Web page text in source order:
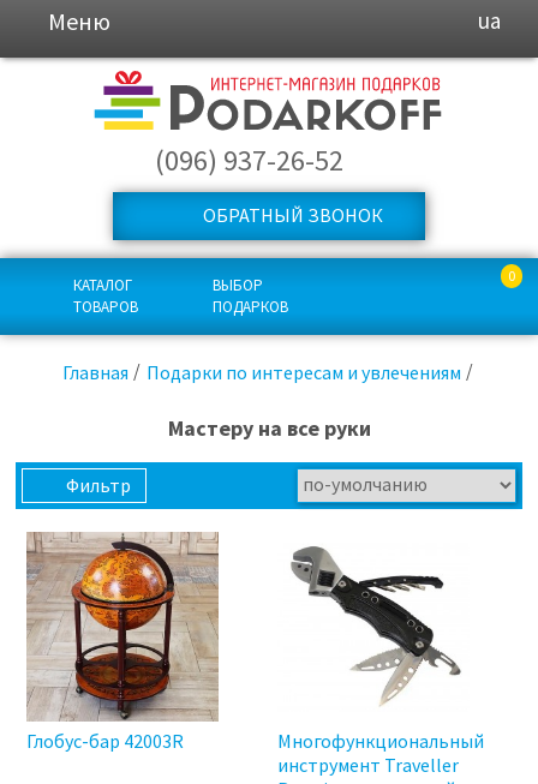
Меню ua
(096) 937-26-52
ОБРАТНЫЙ ЗВОНОК
КАТАЛОГ
ТОВАРОВ
ВЫБОР
ПОДАРКОВ
0
Главная Подарки по интересам и увлечениям
Мастеру на все руки
Фильтр
Глобус-бар 42003R
Многофункциональный
инструмент Traveller